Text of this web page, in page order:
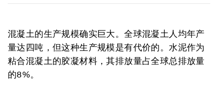
混凝土的生产规模确实巨大。全球混凝土人均年产
量达四吨，但这种生产规模是有代价的。水泥作为
粘合混凝土的胶凝材料，其排放量占全球总排放量
的8%。